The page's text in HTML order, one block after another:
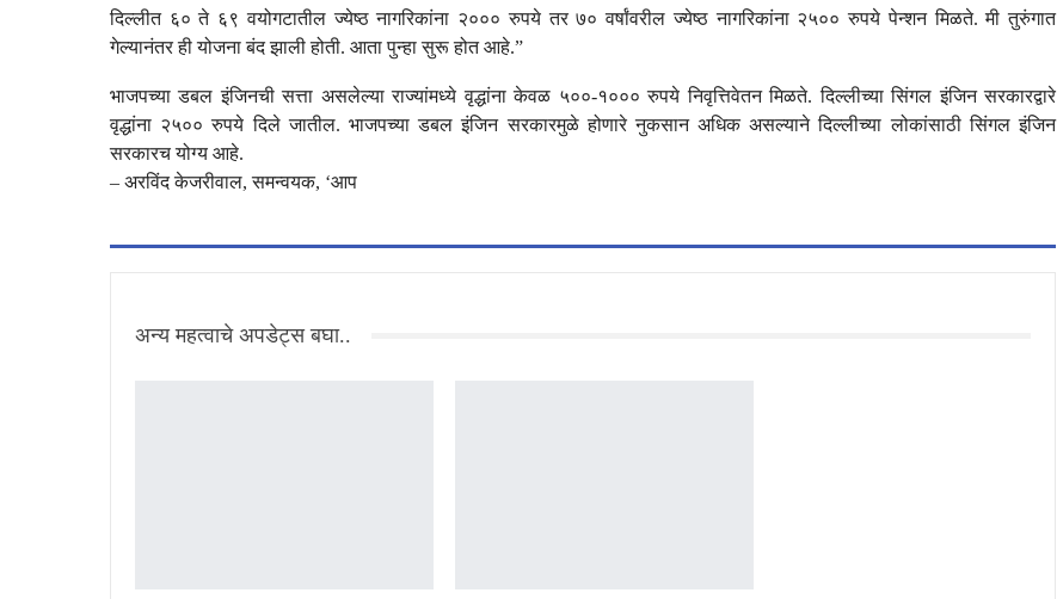
दिल्लीत ६० ते ६९ वयोगटातील ज्येष्ठ नागरिकांना २००० रुपये तर ७० वर्षांवरील ज्येष्ठ नागरिकांना २५०० रुपये पेन्शन मिळते. मी तुरुंगात
गेल्यानंतर ही योजना बंद झाली होती. आता पुन्हा सुरू होत आहे.”
भाजपच्या डबल इंजिनची सत्ता असलेल्या राज्यांमध्ये वृद्धांना केवळ ५००-१००० रुपये निवृत्तिवेतन मिळते. दिल्लीच्या सिंगल इंजिन सरकारद्वारे
वृद्धांना २५०० रुपये दिले जातील. भाजपच्या डबल इंजिन सरकारमुळे होणारे नुकसान अधिक असल्याने दिल्लीच्या लोकांसाठी सिंगल इंजिन
सरकारच योग्य आहे.
– अरविंद केजरीवाल, समन्वयक, ‘आप
अन्य महत्वाचे अपडेट्स बघा..